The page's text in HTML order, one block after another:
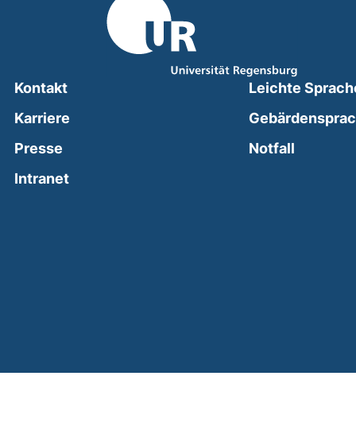
Kontakt
Karriere
Presse
Intranet(external link, opens in a new window)
Leichte
Notfall